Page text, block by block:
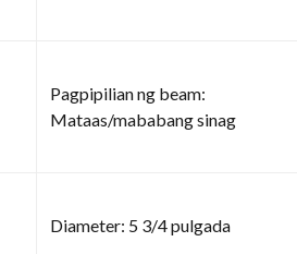
Pagpipilian ng beam:
Mataas/mababang sinag
Diameter: 5 3/4 pulgada